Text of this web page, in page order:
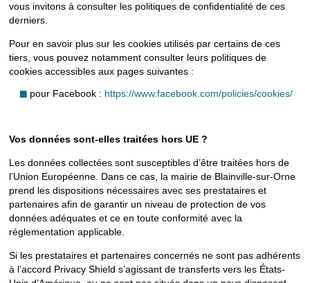
vous invitons à consulter les politiques de confidentialité de ces
derniers.
Pour en savoir plus sur les cookies utilisés par certains de ces
tiers, vous pouvez notamment consulter leurs politiques de
cookies accessibles aux pages suivantes :
pour Facebook : https://www.facebook.com/policies/cookies/
Vos données sont-elles traitées hors UE ?
Les données collectées sont susceptibles d’être traitées hors de
l’Union Européenne. Dans ce cas, la mairie de Blainville-sur-Orne
prend les dispositions nécessaires avec ses prestataires et
partenaires afin de garantir un niveau de protection de vos
données adéquates et ce en toute conformité avec la
réglementation applicable.
Si les prestataires et partenaires concernés ne sont pas adhérents
à l’accord Privacy Shield s’agissant de transferts vers les États-